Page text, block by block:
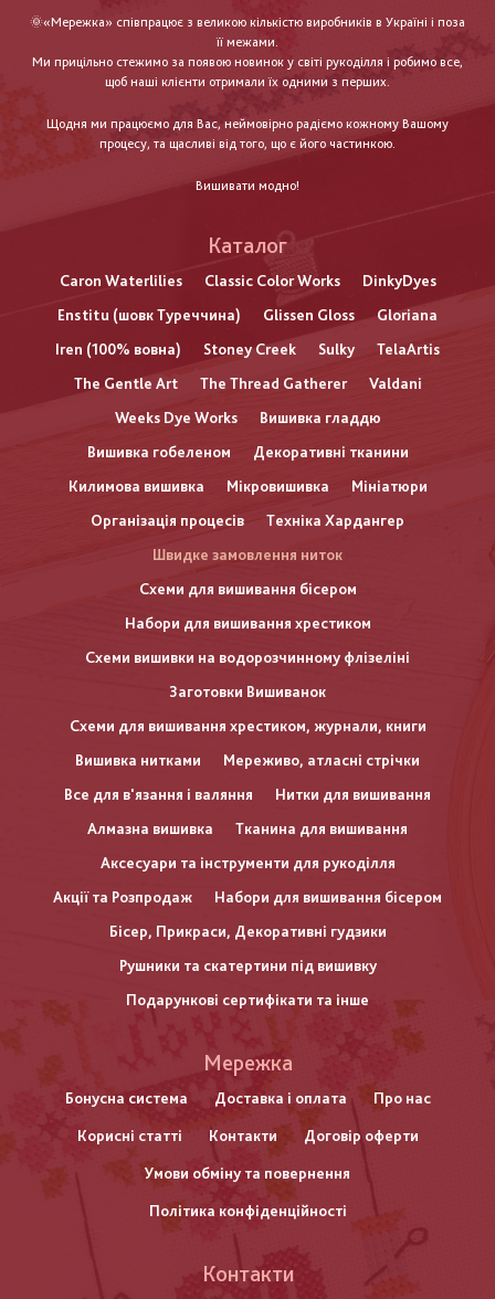
🌞«Мережка» співпрацює з великою кількістю виробників в Україні і поза
її межами.
Ми прицільно стежимо за появою новинок у світі рукоділля і робимо все,
щоб наші клієнти отримали їх одними з перших.
Щодня ми працюємо для Вас, неймовірно радіємо кожному Вашому
процесу, та щасливі від того, що є його частинкою.
Вишивати модно!
Каталог
Caron Waterlilies Classic Color Works
DinkyDyes
Enstitu (шовк Туреччина)
Glissen Gloss
Gloriana
Iren (100% вовна)
Stoney Creek Sulky
TelaArtis
The Gentle Art
The Thread Gatherer
Valdani
Weeks Dye Works
Вишивка гладдю
Вишивка гобеленом
Декоративні тканини
Килимова вишивка
Мікровишивка
Мініатюри
Організація процесів
Техніка Хардангер
Швидке замовлення ниток
Схеми для вишивання бісером
Набори для вишивання хрестиком
Схеми вишивки на водорозчинному флізеліні
Заготовки Вишиванок
Схеми для вишивання хрестиком, журнали, книги
Вишивка нитками
Мереживо, атласні стрічки
Все для в'язання і валяння
Нитки для вишивання
Алмазна вишивка
Тканина для вишивання
Аксесуари та інструменти для рукоділля
Акції та Розпродаж
Набори для вишивання бісером
Бісер, Прикраси, Декоративні гудзики
Рушники та скатертини під вишивку
Подарункові сертифікати та інше
нижнього
колонтитулу
Мережка
Бонусна система Доставка і оплата Про нас
Корисні статті Контакти Договір оферти
Умови обміну та повернення
Політика конфіденційності
Контакти